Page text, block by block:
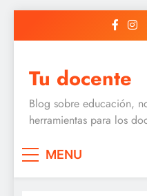
Tu docente
Blog sobre educación,
herramientas para los
MENU